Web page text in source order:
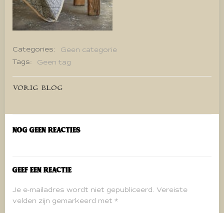
Categories:
Geen categorie
Tags:
Geen tag
Bericht
navigatie
VORIG BLOG
Nog geen reacties
Geef een reactie
Je e-mailadres wordt niet gepubliceerd. Vereiste
velden zijn gemarkeerd met *